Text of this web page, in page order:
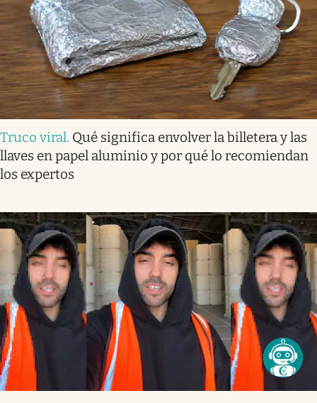
Truco viral. Qué significa envolver la billetera y las
llaves en papel aluminio y por qué lo recomiendan
los expertos